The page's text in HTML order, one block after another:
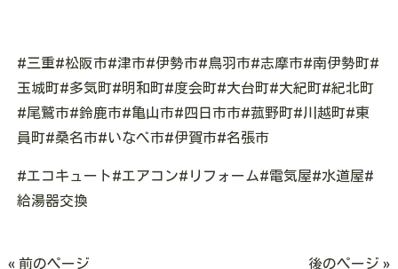
#三重#松阪市#津市#伊勢市#鳥羽市#志摩市#南伊勢町#
玉城町#多気町#明和町#度会町#大台町#大紀町#紀北町
#尾鷲市#鈴鹿市#亀山市#四日市市#菰野町#川越町#東
員町#桑名市#いなべ市#伊賀市#名張市
#エコキュート#エアコン#リフォーム#電気屋#水道屋#
給湯器交換
« 前のページ 後のページ »